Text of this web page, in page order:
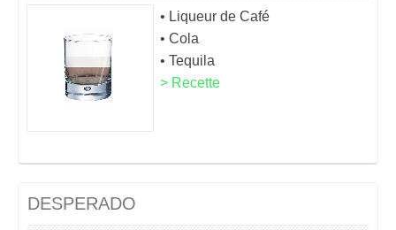
• Liqueur de Café
• Cola
• Tequila
> Recette
DESPERADO